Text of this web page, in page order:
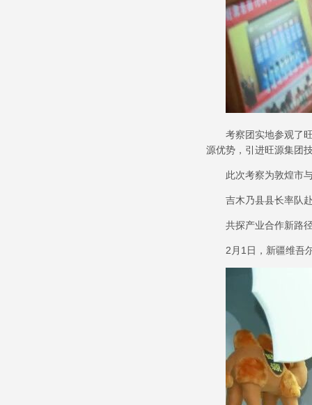
考察团实地参观了
源优势，引进旺源集团
此次考察为敦煌市
吉木乃县县长率队
共探产业合作新路
2 月 1 日，新疆维吾